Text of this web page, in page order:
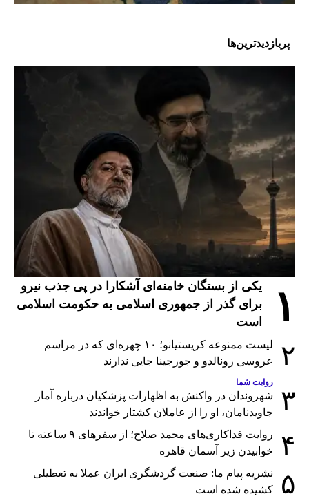
پربازدیدترین‌ها
۱
یکی از بستگان خامنه‌ای آشکارا در پی جذب نیرو
برای گذر از جمهوری اسلامی به حکومت اسلامی
است
۲
لیست ممنوعه کریستیانو؛ ۱۰ چهره‌ای که در مراسم
عروسی رونالدو و جورجینا جایی ندارند
۳
روایت شما
شهروندان در واکنش به اظهارات پزشکیان درباره آمار
جاویدنامان، او را از عاملان کشتار خواندند
۴
روایت فداکاری‌های محمد صلاح؛ از سفرهای ۹ ساعته تا
خوابیدن زیر آسمان قاهره
۵
نشریه پیام ما: صنعت گردشگری ایران عملا به تعطیلی
کشیده شده است